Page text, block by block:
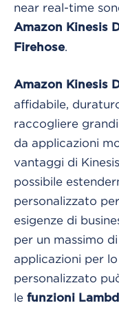
near real-time
Amazon Kinesis
Firehose.
Amazon Kinesis
affidabile,
raccogliere
da applicazioni
vantaggi di
possibile
personalizzato
esigenze di
per un massimo
applicazioni per
personalizzato
le funzioni